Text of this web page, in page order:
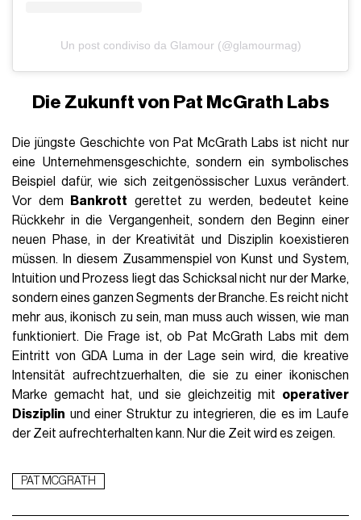
Un post condiviso da Glamour (@glamourmag)
Die Zukunft von Pat McGrath Labs
Die jüngste Geschichte von Pat McGrath Labs ist nicht nur
eine Unternehmensgeschichte, sondern ein symbolisches
Beispiel dafür, wie sich zeitgenössischer Luxus verändert.
Vor dem
Bankrott gerettet zu werden, bedeutet keine
Rückkehr in die Vergangenheit, sondern den Beginn einer
neuen Phase, in der Kreativität und Disziplin koexistieren
müssen. In diesem Zusammenspiel von Kunst und System,
Intuition und Prozess liegt das Schicksal nicht nur der Marke,
sondern eines ganzen Segments der Branche. Es reicht nicht
mehr aus, ikonisch zu sein, man muss auch wissen, wie man
funktioniert. Die Frage ist, ob Pat McGrath Labs mit dem
Eintritt von GDA Luma in der Lage sein wird, die kreative
Intensität aufrechtzuerhalten, die sie zu einer ikonischen
Marke gemacht hat, und sie gleichzeitig mit operativer
Disziplin und einer Struktur zu integrieren, die es im Laufe
der Zeit aufrechterhalten kann. Nur die Zeit wird es zeigen.
PAT MCGRATH